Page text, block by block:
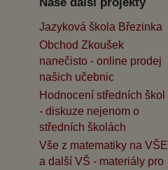
Jazyková škola Březinka
Obchod Zkoušek
nanečisto - online prodej
našich učebnic
Hodnocení středních škol
- diskuze nejenom o
středních školách
Vše z matematiky na VŠE
a další VŠ - materiály pro